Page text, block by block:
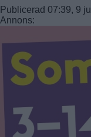
Publicerad 07:39, 9
Annons: